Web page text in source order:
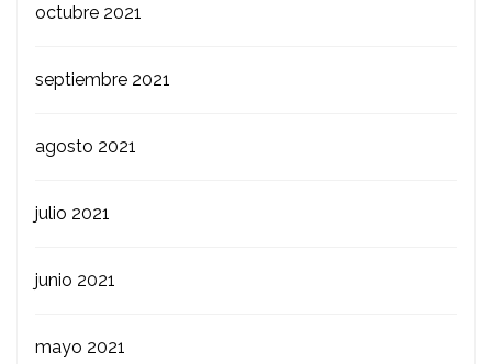
octubre 2021
septiembre 2021
agosto 2021
julio 2021
junio 2021
mayo 2021